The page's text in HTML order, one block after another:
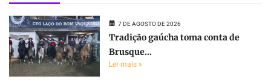
7 DE AGOSTO DE 2026
Tradição gaúcha toma conta de
Brusque...
Ler mais »